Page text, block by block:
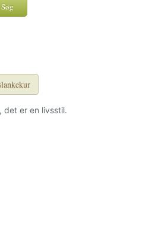
det er en livsstil.